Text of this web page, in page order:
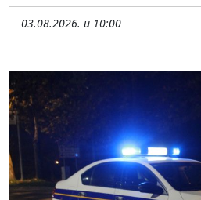
03.08.2026. u 10:00